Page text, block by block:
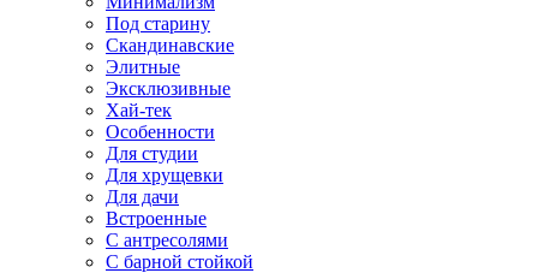
Под старину
Скандинавские
Элитные
Эксклюзивные
Хай-тек
Особенности
Для студии
Для хрущевки
Для дачи
Встроенные
С антресолями
С барной стойкой